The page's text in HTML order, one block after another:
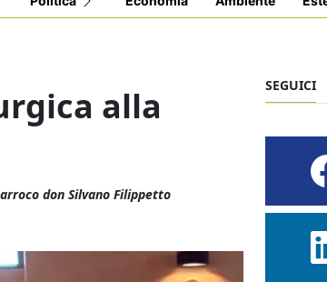
alla
don Silvano Filippetto
SEGUICI